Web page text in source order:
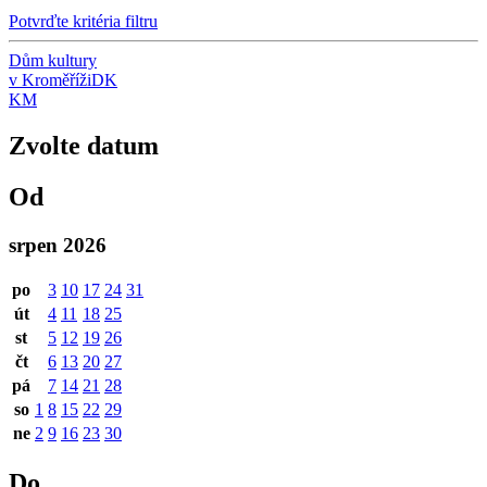
Potvrďte kritéria filtru
Dům kultury
v KroměřížiDK
KM
Zvolte datum
Od
srpen 2026
po 3 10 17 24 31
út
4 11 18 25
st
5 12 19 26
čt
6 13 20 27
pá
7 14 21 28
so 1 8 15 22 29
ne 2 9 16 23 30